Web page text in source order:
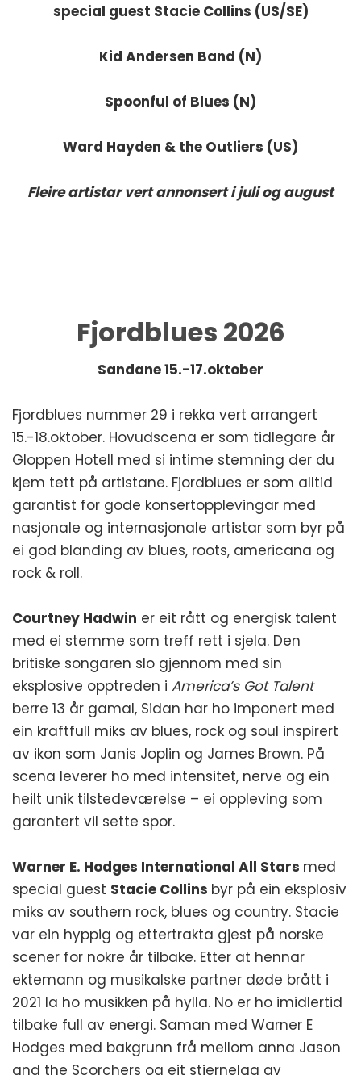
special guest Stacie Collins (US/SE)
Kid Andersen Band (N)
Spoonful of Blues (N)
Ward Hayden & the Outliers (US)
Fleire artistar vert annonsert i juli og august
Fjordblues 2026
Sandane 15.-17.oktober
Fjordblues nummer 29 i rekka vert arrangert
15.-18.oktober. Hovudscena er som tidlegare år
Gloppen Hotell med si intime stemning der du
kjem tett på artistane. Fjordblues er som alltid
garantist for gode konsertopplevingar med
nasjonale og internasjonale artistar som byr på
ei god blanding av blues, roots, americana og
rock & roll.
Courtney Hadwin er eit rått og energisk talent
med ei stemme som treff rett i sjela. Den
britiske songaren slo gjennom med sin
eksplosive opptreden i America’s Got Talent
berre 13 år gamal, Sidan har ho imponert med
ein kraftfull miks av blues, rock og soul inspirert
av ikon som Janis Joplin og James Brown. På
scena leverer ho med intensitet, nerve og ein
heilt unik tilstedeværelse – ei oppleving som
garantert vil sette spor.
Warner E. Hodges International All Stars med
special guest Stacie Collins byr på ein eksplosiv
miks av southern rock, blues og country. Stacie
var ein hyppig og ettertrakta gjest på norske
scener for nokre år tilbake. Etter at hennar
ektemann og musikalske partner døde brått i
2021 la ho musikken på hylla. No er ho imidlertid
tilbake full av energi. Saman med Warner E
Hodges med bakgrunn frå mellom anna Jason
and the Scorchers og eit stjernelag av